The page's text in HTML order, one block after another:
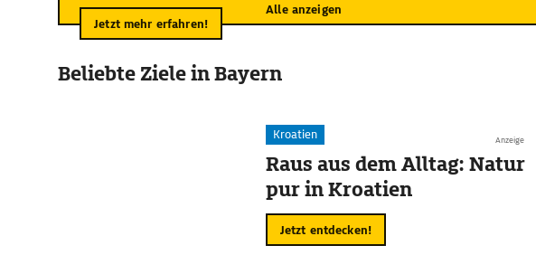
Alle anzeigen
Jetzt mehr erfahren!
Beliebte Ziele in Bayern
Anzeige
Kroatien
Raus aus dem Alltag: Natur
pur in Kroatien
Jetzt entdecken!